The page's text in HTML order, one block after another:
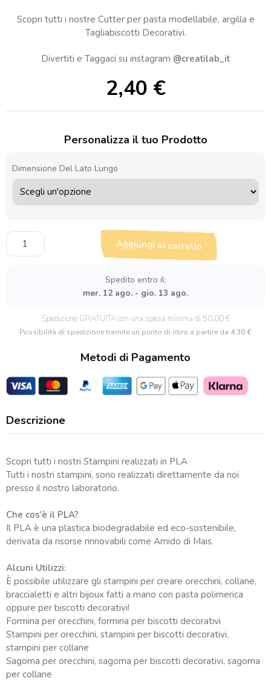
Scopri tutti i nostre Cutter per pasta modellabile, argilla e
Tagliabiscotti Decorativi.
Divertiti e Taggaci su instagram @creatilab_it
2,40 €
Personalizza il tuo Prodotto
Dimensione Del Lato Lungo
Cutter
Esagono
Aggiungi al carrello
Spedito entro il:
mer. 12 ago. - gio. 13 ago.
Spedizione GRATUITA con una spesa minima di 50,00 €
Possibilità di spedizione tramite un punto di ritiro a partire da 4.30 €
Metodi di Pagamento
Descrizione
Scopri tutti i nostri Stampini realizzati in PLA
Tutti i nostri stampini, sono realizzati direttamente da noi
presso il nostro laboratorio.
Che cos'è il PLA?
Il PLA è una plastica biodegradabile ed eco-sostenibile,
derivata da risorse rinnovabili come Amido di Mais.
Alcuni Utilizzi:
È possibile utilizzare gli stampini per creare orecchini, collane,
braccialetti e altri bijoux fatti a mano con pasta polimerica
oppure per biscotti decorativi!
Formina per orecchini, formina per biscotti decorativi
Stampini per orecchini, stampini per biscotti decorativi,
stampini per collane
Sagoma per orecchini, sagoma per biscotti decorativi, sagoma
per collane